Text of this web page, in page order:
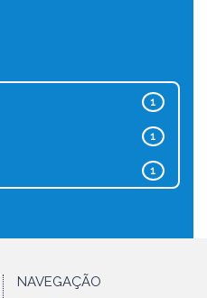
1
1
1
NAVEGAÇÃO